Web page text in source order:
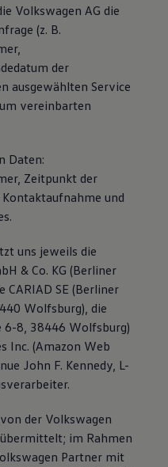
Volkswagen AG die
(z. B.
der
ausgewählten Service
vereinbarten
Daten:
Zeitpunkt der
und
uns jeweils die
& Co. KG (Berliner
CARIAD SE (Berliner
Wolfsburg), die
6-8, 38446 Wolfsburg)
Inc. (Amazon Web
John F. Kennedy, L-
der Volkswagen
übermittelt; im Rahmen
Partner mit